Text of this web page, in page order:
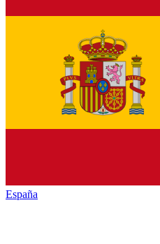
España